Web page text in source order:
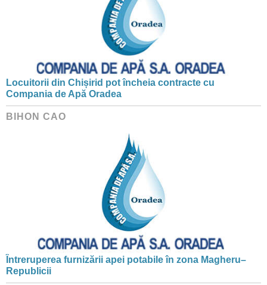
Locuitorii din Chișirid pot încheia contracte cu
Compania de Apă Oradea
BIHON CAO
Întreruperea furnizării apei potabile în zona Magheru–
Republicii